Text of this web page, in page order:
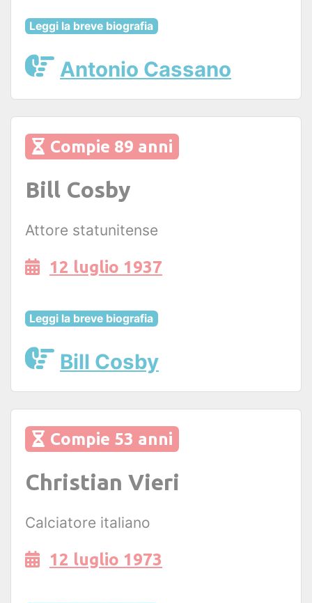
Leggi la breve biografia
Antonio Cassano
Compie 89 anni
Bill Cosby
Attore statunitense
12 luglio 1937
Leggi la breve biografia
Bill Cosby
Compie 53 anni
Christian Vieri
Calciatore italiano
12 luglio 1973